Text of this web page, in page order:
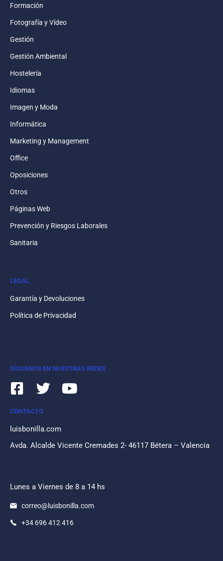
Formación
Fotografía y Vídeo
Gestión
Gestión Ambiental
Hostelería
Idiomas
Imagen y Moda
Informática
Marketing y Management
Office
Oposiciones
Otros
Páginas Web
Prevención y Riesgos Laborales
Sanitaria
LEGAL
Garantía y Devoluciones
Política de Privacidad
SÍGUENOS EN NUESTRAS REDES
CONTACTO
luisbonilla.com
Avda. Alcalde Vicente Cremades 2- 46117 Bétera – Valencia
Lunes a Viernes de 8 a 14 hs
correo@luisbonilla.com
+34 696 412 416